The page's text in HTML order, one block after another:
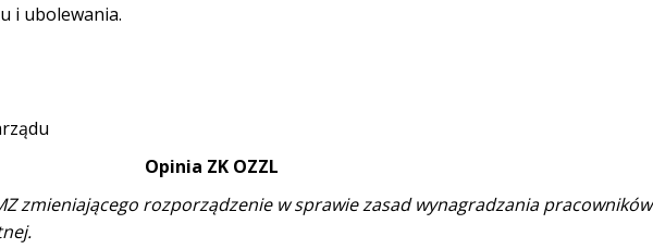
i ubolewania.
Opinia ZK OZZL
zmieniającego rozporządzenie w sprawie zasad wynagradzania pracowników